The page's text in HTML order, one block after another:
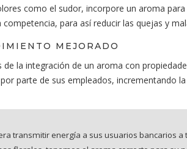
como el sudor, incorpore un aroma
competencia, para así reducir las quejas y
MEJORADO
de la integración de un aroma con
parte de sus empleados, incrementando
transmitir energía a sus usuarios bancarios